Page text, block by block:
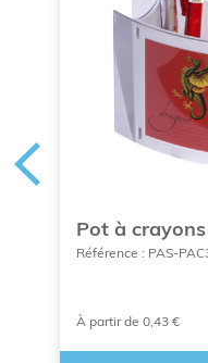
Pot à
Référence : PAS-
À partir de 0,43 €